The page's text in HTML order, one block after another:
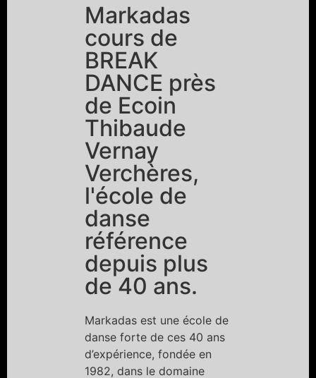
Markadas
cours de
BREAK
DANCE près
de Ecoin
Thibaude
Vernay
Verchères,
l'école de
danse
référence
depuis plus
de 40 ans.
Markadas est une école de
danse forte de ces 40 ans
d’expérience, fondée en
1982, dans le domaine